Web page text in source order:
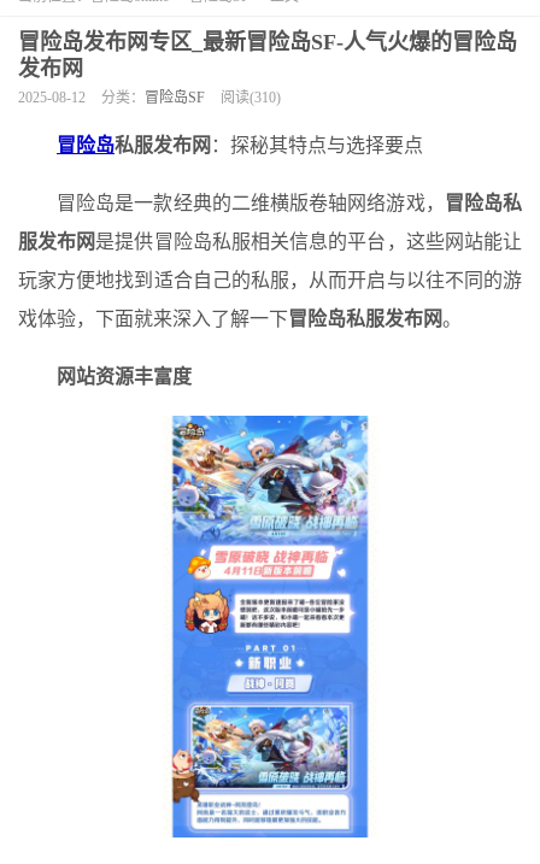
冒险岛发布网专区_最新冒险岛SF-人气火爆的冒险岛
发布网
2025-08-12 分类： 冒险岛SF 阅读(310)
冒险岛私服发布网 ：探秘其特点与选择要点
冒险岛是一款经典的二维横版卷轴网络游戏，
冒险岛私
服发布网是提供冒险岛私服相关信息的平台，这些网站能让
玩家方便地找到适合自己的私服，从而开启与以往不同的游
戏体验，下面就来深入了解一下冒险岛私服发布网。
网站资源丰富度